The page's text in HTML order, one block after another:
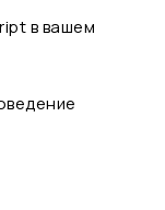
в вашем